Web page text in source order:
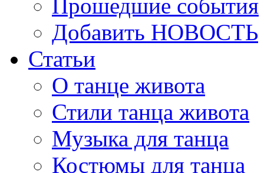
Прошедшие события
Добавить НОВОСТЬ
Статьи
О танце живота
Стили танца живота
Музыка для танца
Костюмы для танца